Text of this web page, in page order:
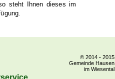
steht Ihnen dieses im
© 2014 - 2015
Gemeinde Hausen
im Wiesental